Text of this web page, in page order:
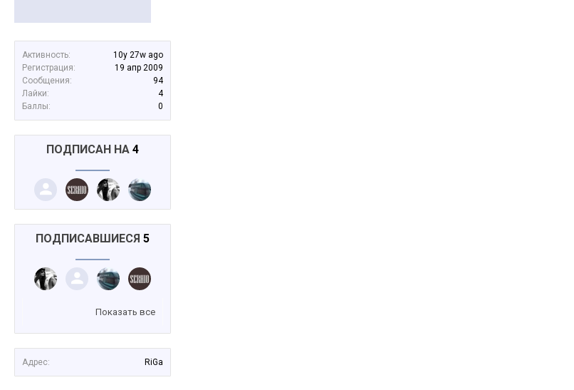
Активность:
10y 27w ago
Регистрация:
19 апр 2009
Сообщения:
94
Лайки:
4
Баллы:
0
ПОДПИСАН НА 4
ПОДПИСАВШИЕСЯ 5
Показать все
Адрес: RiGa